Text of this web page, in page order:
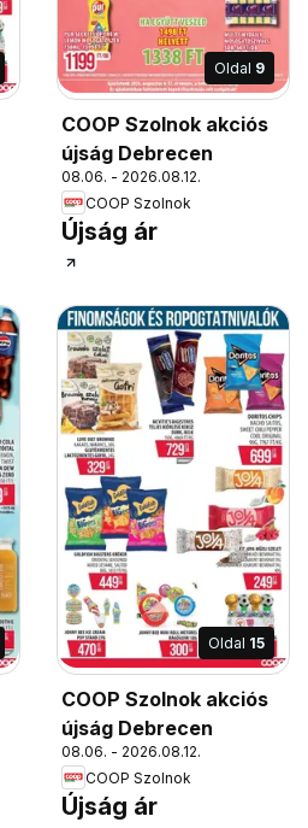
Oldal 9
COOP Szolnok akciós
újság Debrecen
08.06. - 2026.08.12.
COOP Szolnok
Újság ár
Oldal 15
COOP Szolnok akciós
újság Debrecen
08.06. - 2026.08.12.
COOP Szolnok
Újság ár